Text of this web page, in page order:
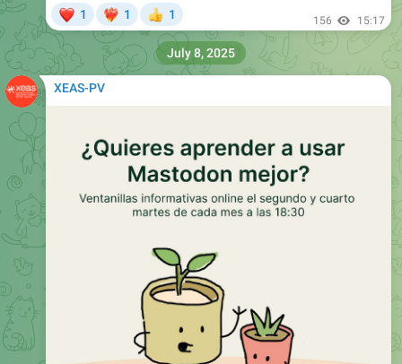
1 1
👍
1 156 15:17
XEAS-PV
July 8, 2025